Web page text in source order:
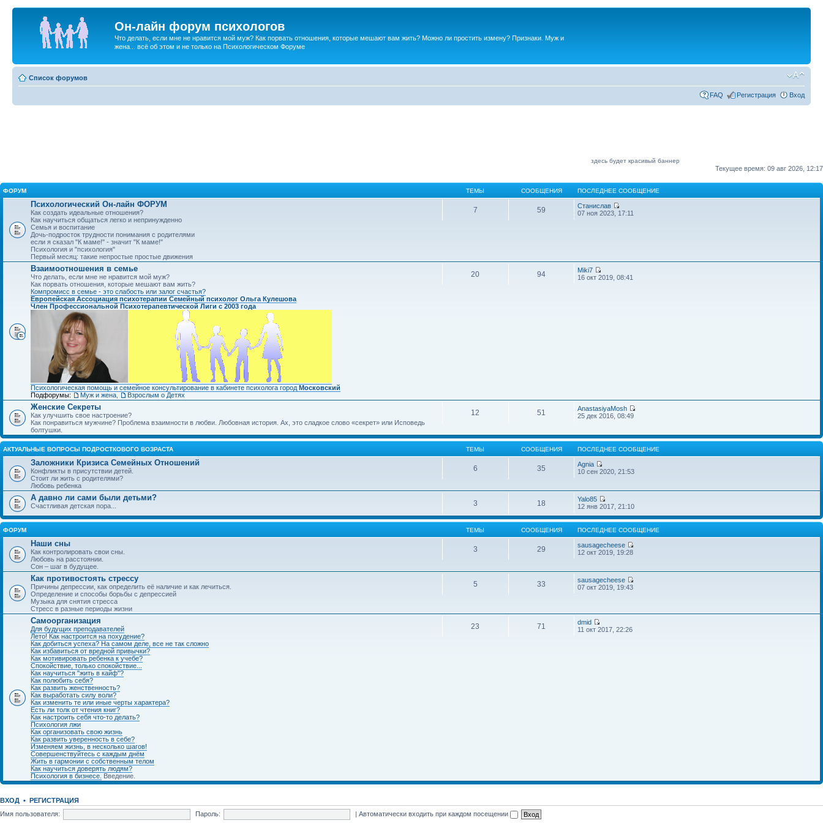
Он-лайн форум психологов
Что делать, если мне не нравится мой муж? Как порвать отношения, которые мешают вам жить? Можно ли простить измену? Признаки. Муж и
жена... всё об этом и не только на Психологическом Форуме
Список форумов
FAQ Регистрация Вход
здесь будет красивый баннер
Текущее время: 09 авг 2026, 12:17
ФОРУМ ТЕМЫ СООБЩЕНИЯ ПОСЛЕДНЕЕ СООБЩЕНИЕ
Психологический Он-лайн ФОРУМ
Как создать идеальные отношения?
Как научиться общаться легко и непринужденно
Семья и воспитание
Дочь-подросток трудности понимания с родителями
если я сказал "К маме!" - значит "К маме!"
Психология и "психология"
Первый месяц: такие непростые простые движения
7 59
Станислав
07 ноя 2023, 17:11
Взаимоотношения в семье
Что делать, если мне не нравится мой муж?
Как порвать отношения, которые мешают вам жить?
Компромисс в семье - это слабость или залог счастья?
Европейская Ассоциация психотерапии Семейный психолог Ольга Кулешова
Член Профессиональной Психотерапевтической Лиги с 2003 года
Психологическая помощь и семейное консультирование в кабинете психолога город Московский
Подфорумы:
Муж и жена Взрослым о Детях
20 94
Miki7
16 окт 2019, 08:41
Женские Секреты
Как улучшить свое настроение?
Как понравиться мужчине? Проблема взаимности в любви. Любовная история. Ах, это сладкое слово «секрет» или Исповедь
болтушки.
12 51
AnastasiyaMosh
25 дек 2016, 08:49
АКТУАЛЬНЫЕ ВОПРОСЫ ПОДРОСТКОВОГО ВОЗРАСТА ТЕМЫ СООБЩЕНИЯ ПОСЛЕДНЕЕ СООБЩЕНИЕ
Заложники Кризиса Семейных Отношений
Конфликты в присутствии детей.
Стоит ли жить с родителями?
Любовь ребенка
6 35
Agnia
10 сен 2020, 21:53
А давно ли сами были детьми?
Счастливая детская пора... 3 18
Yalo85
12 янв 2017, 21:10
ФОРУМ ТЕМЫ СООБЩЕНИЯ ПОСЛЕДНЕЕ СООБЩЕНИЕ
Наши сны
Как контролировать свои сны.
Любовь на расстоянии.
Сон – шаг в будущее.
3 29
sausagecheese
12 окт 2019, 19:28
Как противостоять стрессу
Причины депрессии, как определить её наличие и как лечиться.
Определение и способы борьбы с депрессией
Музыка для снятия стресса
Стресс в разные периоды жизни
5 33
sausagecheese
07 окт 2019, 19:43
Самоорганизация
Для будущих преподавателей
Лето! Как настроится на похудение?
Как добиться успеха? На самом деле, все не так сложно
Как избавиться от вредной привычки?
Как мотивировать ребенка к учебе?
Спокойствие, только спокойствие...
Как научиться "жить в кайф"?
Как полюбить себя?
Как развить женственность?
Как выработать силу воли?
Как изменить те или иные черты характера?
Есть ли толк от чтения книг?
Как настроить себя что-то делать?
Психология лжи
Как организовать свою жизнь
Как развить уверенность в себе?
Изменяем жизнь, в несколько шагов!
Совершенствуйтесь с каждым днём
Жить в гармонии с собственным телом
Как научиться доверять людям?
Психология в бизнесе. Введение.
23 71
dmid
11 окт 2017, 22:26
ВХОД • РЕГИСТРАЦИЯ
Имя пользователя:
Пароль: |Автоматически входить при каждом посещении